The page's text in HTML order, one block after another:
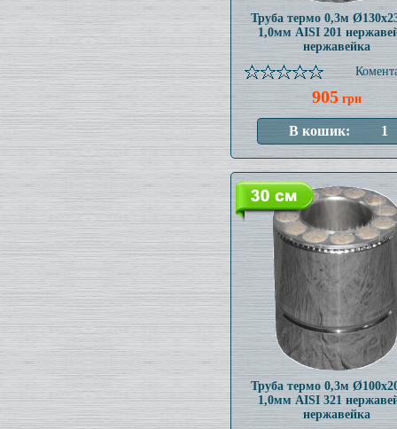
Труба термо 0,3м
1,0мм AISI 201
нержавейка
905 грн
Труба термо 0,3м
1,0мм AISI 321
нержавейка